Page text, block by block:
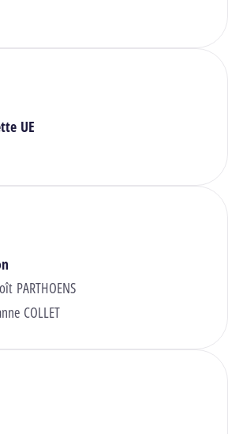
UE
PARTHOENS
COLLET